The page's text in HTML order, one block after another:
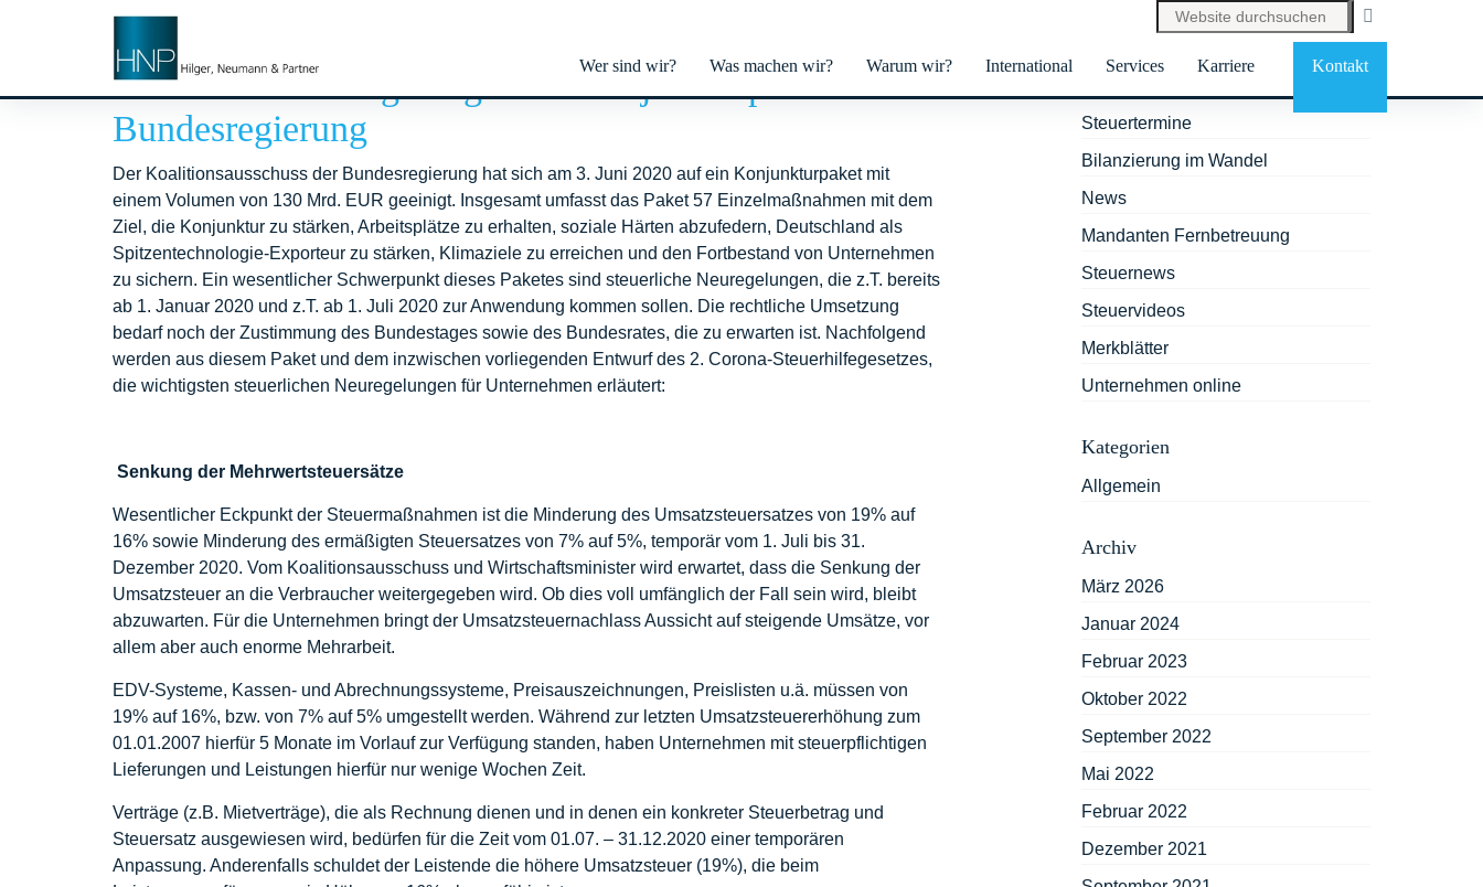
Wer sind wir? Was machen wir? Warum wir? International Services Karriere Kontakt
Steuerliche Neuregelungen im Konjunkturpaket der
Bundesregierung
Der Koalitionsausschuss der Bundesregierung hat sich am 3. Juni 2020 auf ein Konjunkturpaket mit
einem Volumen von 130 Mrd. EUR geeinigt. Insgesamt umfasst das Paket 57 Einzelmaßnahmen mit dem
Ziel, die Konjunktur zu stärken, Arbeitsplätze zu erhalten, soziale Härten abzufedern, Deutschland als
Spitzentechnologie-Exporteur zu stärken, Klimaziele zu erreichen und den Fortbestand von Unternehmen
zu sichern. Ein wesentlicher Schwerpunkt dieses Paketes sind steuerliche Neuregelungen, die z.T. bereits
ab 1. Januar 2020 und z.T. ab 1. Juli 2020 zur Anwendung kommen sollen. Die rechtliche Umsetzung
bedarf noch der Zustimmung des Bundestages sowie des Bundesrates, die zu erwarten ist. Nachfolgend
werden aus diesem Paket und dem inzwischen vorliegenden Entwurf des 2. Corona-Steuerhilfegesetzes,
die wichtigsten steuerlichen Neuregelungen für Unternehmen erläutert:
Senkung der Mehrwertsteuersätze
Wesentlicher Eckpunkt der Steuermaßnahmen ist die Minderung des Umsatzsteuersatzes von 19% auf
16% sowie Minderung des ermäßigten Steuersatzes von 7% auf 5%, temporär vom 1. Juli bis 31.
Dezember 2020. Vom Koalitionsausschuss und Wirtschaftsminister wird erwartet, dass die Senkung der
Umsatzsteuer an die Verbraucher weitergegeben wird. Ob dies voll umfänglich der Fall sein wird, bleibt
abzuwarten. Für die Unternehmen bringt der Umsatzsteuernachlass Aussicht auf steigende Umsätze, vor
allem aber auch enorme Mehrarbeit.
EDV-Systeme, Kassen- und Abrechnungssysteme, Preisauszeichnungen, Preislisten u.ä. müssen von
19% auf 16%, bzw. von 7% auf 5% umgestellt werden. Während zur letzten Umsatzsteuererhöhung zum
01.01.2007 hierfür 5 Monate im Vorlauf zur Verfügung standen, haben Unternehmen mit steuerpflichtigen
Lieferungen und Leistungen hierfür nur wenige Wochen Zeit.
Verträge (z.B. Mietverträge), die als Rechnung dienen und in denen ein konkreter Steuerbetrag und
Steuersatz ausgewiesen wird, bedürfen für die Zeit vom 01.07. – 31.12.2020 einer temporären
Anpassung. Anderenfalls schuldet der Leistende die höhere Umsatzsteuer (19%), die beim
Steuertermine
Bilanzierung im Wandel
News
Mandanten Fernbetreuung
Steuernews
Steuervideos
Merkblätter
Unternehmen online
Kategorien
Allgemein
Archiv
März 2026
Januar 2024
Februar 2023
Oktober 2022
September 2022
Mai 2022
Februar 2022
Dezember 2021